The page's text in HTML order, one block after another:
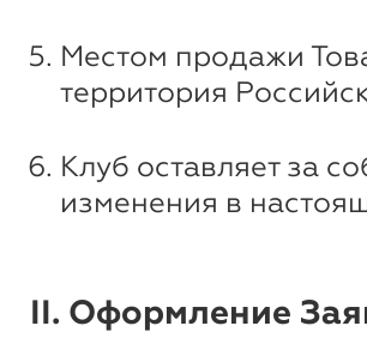
Местом продажи
территория
Клуб оставляет за
изменения в
II. Оформление